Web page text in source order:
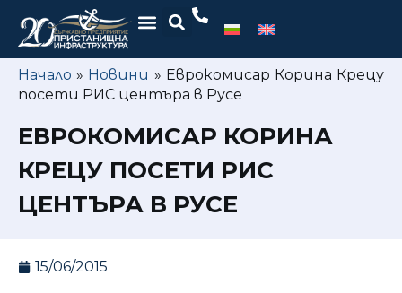
Начало » Новини » Еврокомисар Корина Крецу
посети РИС центъра в Русе
ЕВРОКОМИСАР КОРИНА
КРЕЦУ ПОСЕТИ РИС
ЦЕНТЪРА В РУСЕ
15/06/2015